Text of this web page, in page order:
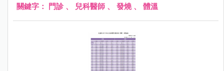
關鍵字： 門診 、 兒科醫師 、 發燒、 體溫